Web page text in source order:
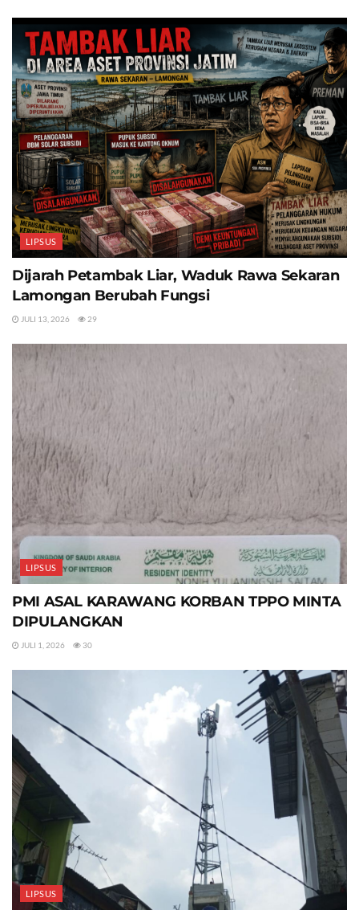
LIPSUS
Dijarah Petambak Liar, Waduk Rawa Sekaran
Lamongan Berubah Fungsi
JULI 13, 2026 29
LIPSUS
PMI ASAL KARAWANG KORBAN TPPO MINTA
DIPULANGKAN
JULI 1, 2026 30
LIPSUS